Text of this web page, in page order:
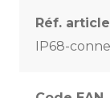
Réf. article
IP68-